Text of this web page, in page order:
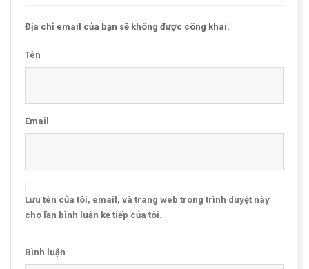
Địa chỉ email của bạn sẽ không được công khai.
Tên
Email
Lưu tên của tôi, email, và trang web trong trình duyệt này
cho lần bình luận kế tiếp của tôi.
Bình luận